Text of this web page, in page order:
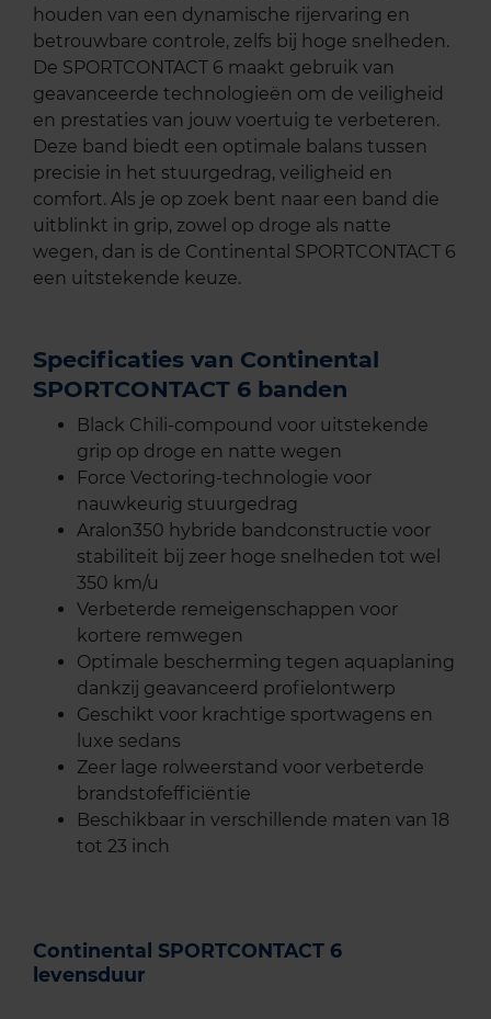
houden van een dynamische rijervaring en
betrouwbare controle, zelfs bij hoge snelheden.
De SPORTCONTACT 6 maakt gebruik van
geavanceerde technologieën om de veiligheid
en prestaties van jouw voertuig te verbeteren.
Deze band biedt een optimale balans tussen
precisie in het stuurgedrag, veiligheid en
comfort. Als je op zoek bent naar een band die
uitblinkt in grip, zowel op droge als natte
wegen, dan is de Continental SPORTCONTACT 6
een uitstekende keuze.
Specificaties van Continental
SPORTCONTACT 6 banden
Black Chili-compound voor uitstekende
grip op droge en natte wegen
Force Vectoring-technologie voor
nauwkeurig stuurgedrag
Aralon350 hybride bandconstructie voor
stabiliteit bij zeer hoge snelheden tot wel
350 km/u
Verbeterde remeigenschappen voor
kortere remwegen
Optimale bescherming tegen aquaplaning
dankzij geavanceerd profielontwerp
Geschikt voor krachtige sportwagens en
luxe sedans
Zeer lage rolweerstand voor verbeterde
brandstofefficiëntie
Beschikbaar in verschillende maten van 18
tot 23 inch
Continental SPORTCONTACT 6
levensduur